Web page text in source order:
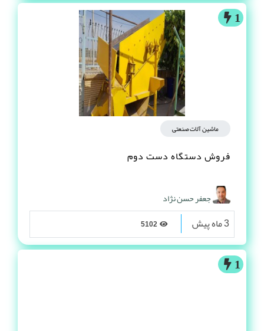
1
ماشین آلات صنعتی
فروش دستگاه دست دوم
جعفر حسن نژاد
3 ماه پیش
1